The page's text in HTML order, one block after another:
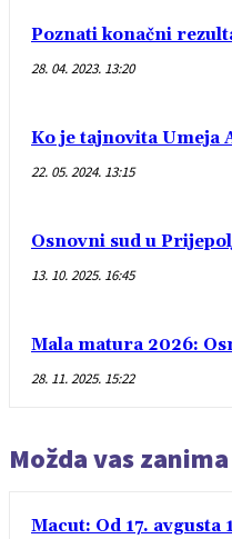
Poznati konačni
28. 04. 2023. 13:20
Ko je tajnovita Umeja
22. 05. 2024. 13:15
Osnovni sud u
13. 10. 2025. 16:45
Mala matura 2026:
28. 11. 2025. 15:22
Možda vas zanima
Macut: Od 17.